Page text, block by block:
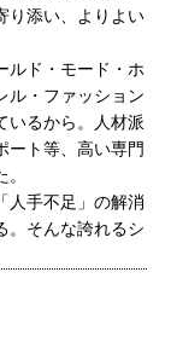
り添い、よりよい
ルド・モード・ホ
ル・ファッション
いるから。人材派
ート等、高い専門
人手不足」の解消
。そんな誇れるシ